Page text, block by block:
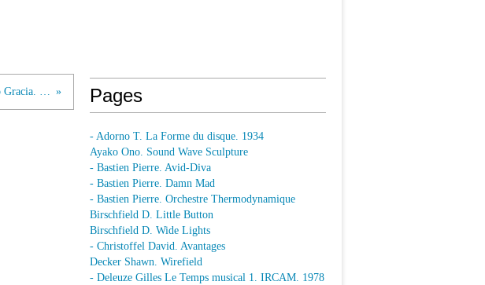
Accion 4 Huellas de ti @ Fausto Gracia. 2013 Pages
- Adorno T. La Forme du disque. 1934
Ayako Ono. Sound Wave Sculpture
- Bastien Pierre. Avid-Diva
- Bastien Pierre. Damn Mad
- Bastien Pierre. Orchestre Thermodynamique
Birschfield D. Little Button
Birschfield D. Wide Lights
- Christoffel David. Avantages
Decker Shawn. Wirefield
- Deleuze Gilles Le Temps musical 1. IRCAM. 1978